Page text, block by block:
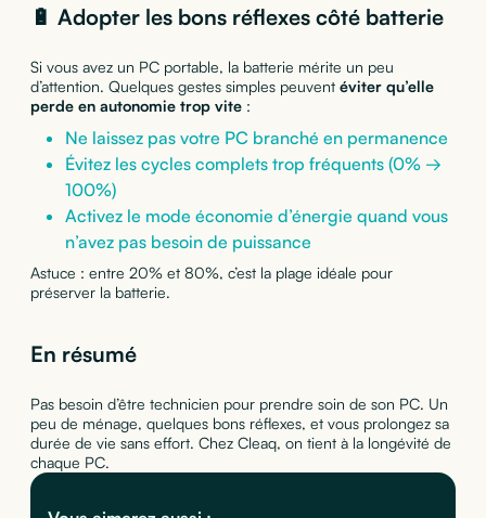
🔋 Adopter les bons réflexes côté batterie
Si vous avez un PC portable, la batterie mérite un peu
d’attention. Quelques gestes simples peuvent éviter qu’elle
perde en autonomie trop vite:
Ne laissez pas votre PC branché en permanence
Évitez les cycles complets trop fréquents (0% →
100%)
Activez le mode économie d’énergie quand vous
n’avez pas besoin de puissance
Astuce : entre 20% et 80%, c’est la plage idéale pour
préserver la batterie.
En résumé
Pas besoin d’être technicien pour prendre soin de son PC. Un
peu de ménage, quelques bons réflexes, et vous prolongez sa
durée de vie sans effort. Chez Cleaq, on tient à la longévité de
chaque PC.